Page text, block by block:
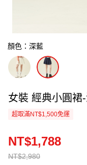
顏色：深藍
女裝 經典小圓裙
超取滿NT$1,500免運
NT$2,980
NT$1,788